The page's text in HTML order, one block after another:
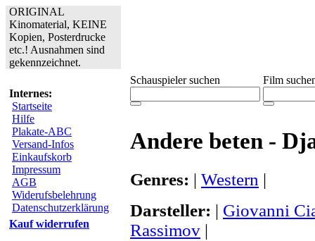
ORIGINAL
Kinomaterial, KEINE
Kopien, Posterdrucke
etc.! Ausnahmen sind
gekennzeichnet.
Internes:
Startseite
Hilfe
Plakate-ABC
Versand-Infos
Einkaufskorb
Impressum
AGB
Widerufsbelehrung
Datenschutzerklärung
Kauf widerrufen
Schauspieler suchen Film
Andere beten -
Genres: | Western |
Darsteller: | Giovanni
Rassimov |